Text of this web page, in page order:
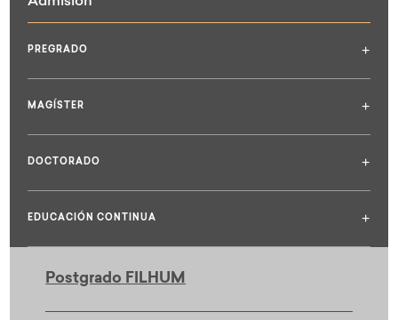
PREGRADO +
MAGÍSTER +
DOCTORADO +
EDUCACIÓN CONTINUA +
Postgrado FILHUM